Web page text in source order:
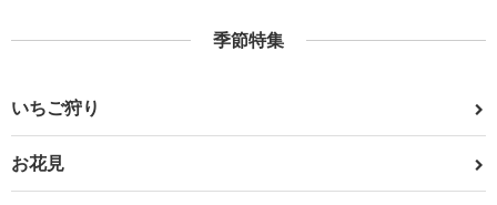
季節特集
いちご狩り
お花見